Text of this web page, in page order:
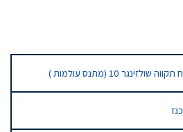
שולזינגר 10 (מתנס עולמות )